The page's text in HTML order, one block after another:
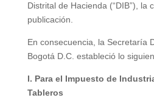
Distrital de Hacienda (“DIB”), la
publicación.
En consecuencia, la Secretaría
Bogotá D.C. estableció lo
I. Para el Impuesto de
Tableros